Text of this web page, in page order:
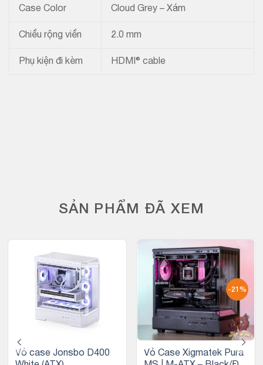
Case Color Cloud Grey – Xám
Chiều rộng viền 2.0 mm
Phụ kiện đi kèm HDMI® cable
SẢN PHẨM ĐÃ XEM
Vỏ case Jonsbo D400
-21%
Vỏ Case Xigmatek Pura